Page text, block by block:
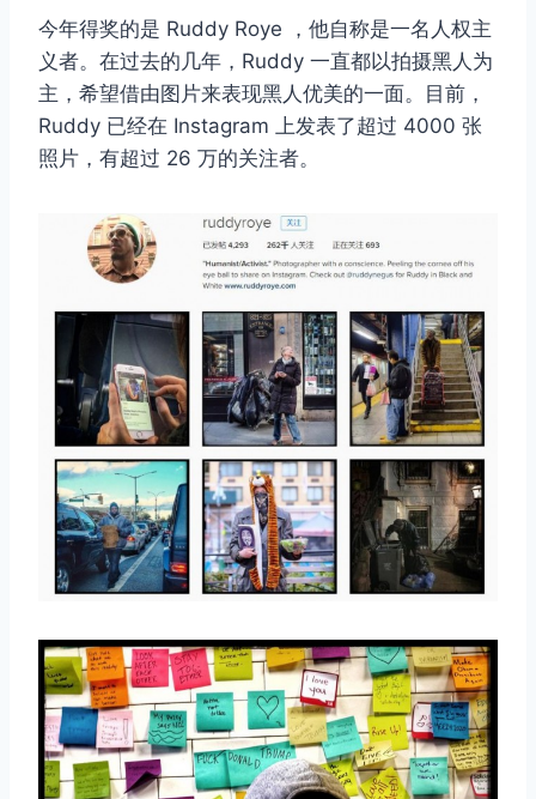
今年得奖的是 Ruddy Roye ，他自称是一名人权主
义者。在过去的几年，Ruddy 一直都以拍摄黑人为
主，希望借由图片来表现黑人优美的一面。目前，
Ruddy 已经在 Instagram 上发表了超过 4000 张
照片，有超过 26 万的关注者。